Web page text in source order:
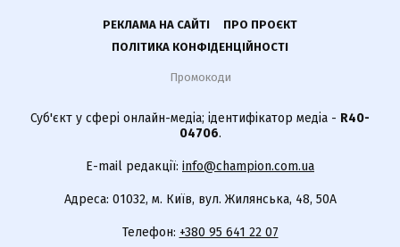
РЕКЛАМА НА САЙТІ
ПРО ПРОЄКТ
ПОЛІТИКА КОНФІДЕНЦІЙНОСТІ
Промокоди
Суб'єкт у сфері онлайн-медіа; ідентифікатор медіа - R40-
04706.
E-mail редакції: info@champion.com.ua
Адреса: 01032, м. Київ, вул. Жилянська, 48, 50А
Телефон: +380 95 641 22 07